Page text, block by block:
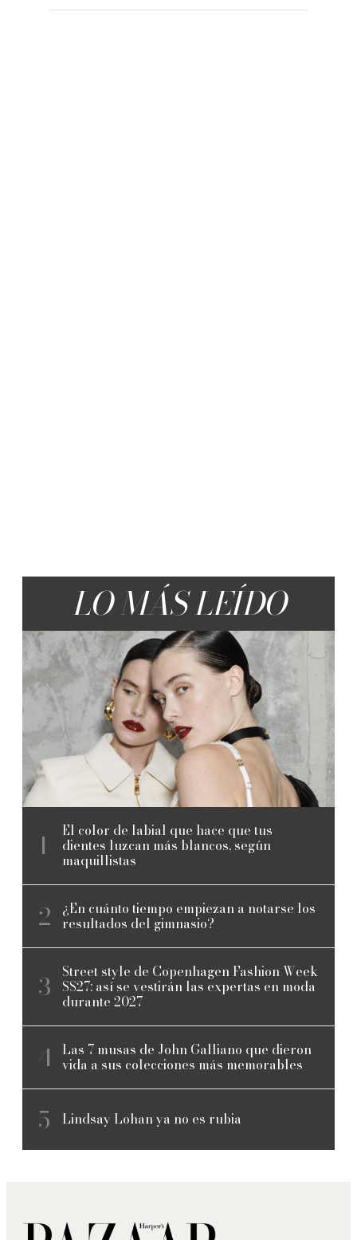
LO MÁS LEÍDO
El color de labial que hace que tus
dientes luzcan más blancos, según
maquillistas
¿En cuánto tiempo empiezan a notarse los
resultados del gimnasio?
Street style de Copenhagen Fashion Week
SS27: así se vestirán las expertas en moda
durante 2027
Las 7 musas de John Galliano que dieron
vida a sus colecciones más memorables
Lindsay Lohan ya no es rubia